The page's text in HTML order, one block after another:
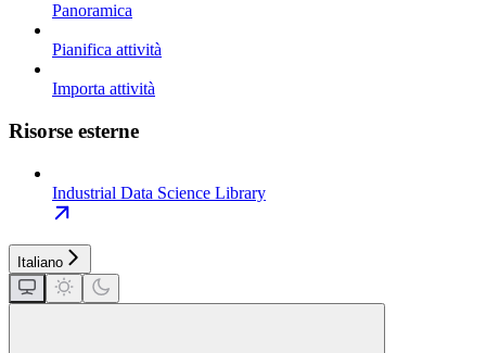
Panoramica
Pianifica attività
Importa attività
Risorse esterne
Industrial Data Science Library
Italiano